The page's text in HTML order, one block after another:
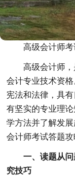
高级会计师
高级会计师
会计专业技术资
宪法和法律，具
有坚实的专业理
学方法并了解发
会计师考试答题攻
一、读题从
究技巧